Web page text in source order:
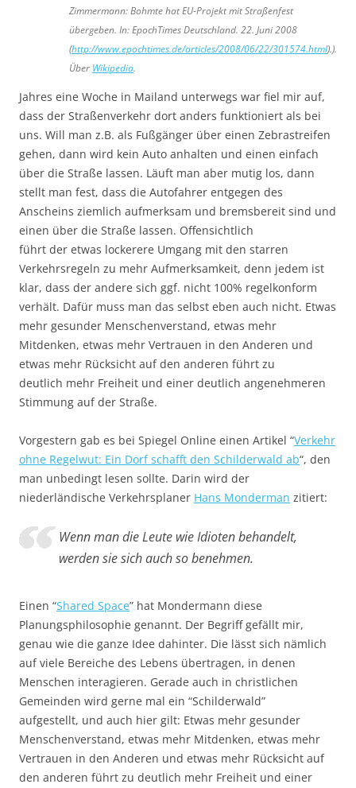
Zimmermann: Bohmte hat EU-Projekt mit Straßenfest
übergeben. In: EpochTimes Deutschland. 22. Juni 2008
(http://www.epochtimes.de/articles/2008/06/22/301574.html).).
Über Wikipedia.
Jahres eine Woche in Mailand unterwegs war fiel mir auf,
dass der Straßenverkehr dort anders funktioniert als bei
uns. Will man z.B. als Fußgänger über einen Zebrastreifen
gehen, dann wird kein Auto anhalten und einen einfach
über die Straße lassen. Läuft man aber mutig los, dann
stellt man fest, dass die Autofahrer entgegen des
Anscheins ziemlich aufmerksam und bremsbereit sind und
einen über die Straße lassen. Offensichtlich
führt der etwas lockerere Umgang mit den starren
Verkehrsregeln zu mehr Aufmerksamkeit, denn jedem ist
klar, dass der andere sich ggf. nicht 100% regelkonform
verhält. Dafür muss man das selbst eben auch nicht. Etwas
mehr gesunder Menschenverstand, etwas mehr
Mitdenken, etwas mehr Vertrauen in den Anderen und
etwas mehr Rücksicht auf den anderen führt zu
deutlich mehr Freiheit und einer deutlich angenehmeren
Stimmung auf der Straße.
Vorgestern gab es bei Spiegel Online einen Artikel “Verkehr
ohne Regelwut: Ein Dorf schafft den Schilderwald ab“, den
man unbedingt lesen sollte. Darin wird der
niederländische Verkehrsplaner Hans Monderman zitiert:
Wenn man die Leute wie Idioten behandelt,
werden sie sich auch so benehmen.
Einen “Shared Space” hat Mondermann diese
Planungsphilosophie genannt. Der Begriff gefällt mir,
genau wie die ganze Idee dahinter. Die lässt sich nämlich
auf viele Bereiche des Lebens übertragen, in denen
Menschen interagieren. Gerade auch in christlichen
Gemeinden wird gerne mal ein “Schilderwald”
aufgestellt, und auch hier gilt: Etwas mehr gesunder
Menschenverstand, etwas mehr Mitdenken, etwas mehr
Vertrauen in den Anderen und etwas mehr Rücksicht auf
den anderen führt zu deutlich mehr Freiheit und einer